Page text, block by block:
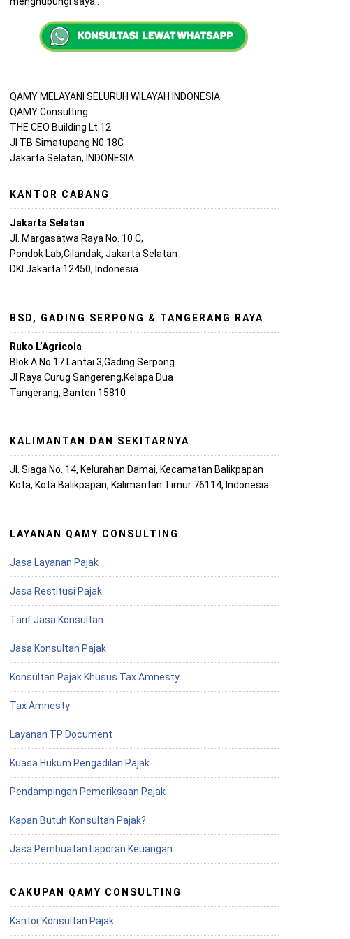
QAMY MELAYANI SELURUH WILAYAH INDONESIA
QAMY Consulting
THE CEO Building Lt.12
Jl TB Simatupang N0 18C
Jakarta Selatan, INDONESIA
KANTOR CABANG
Jakarta Selatan
Jl. Margasatwa Raya No. 10 C,
Pondok Lab,Cilandak, Jakarta Selatan
DKI Jakarta 12450, Indonesia
BSD, GADING SERPONG & TANGERANG RAYA
Ruko L’Agricola
Blok A No 17 Lantai 3,Gading Serpong
Jl Raya Curug Sangereng,Kelapa Dua
Tangerang, Banten 15810
KALIMANTAN DAN SEKITARNYA
Jl. Siaga No. 14, Kelurahan Damai, Kecamatan Balikpapan
Kota, Kota Balikpapan, Kalimantan Timur 76114, Indonesia
LAYANAN QAMY CONSULTING
Jasa Layanan Pajak
Jasa Restitusi Pajak
Tarif Jasa Konsultan
Jasa Konsultan Pajak
Konsultan Pajak Khusus Tax Amnesty
Tax Amnesty
Layanan TP Document
Kuasa Hukum Pengadilan Pajak
Pendampingan Pemeriksaan Pajak
Kapan Butuh Konsultan Pajak?
Jasa Pembuatan Laporan Keuangan
CAKUPAN QAMY CONSULTING
Kantor Konsultan Pajak